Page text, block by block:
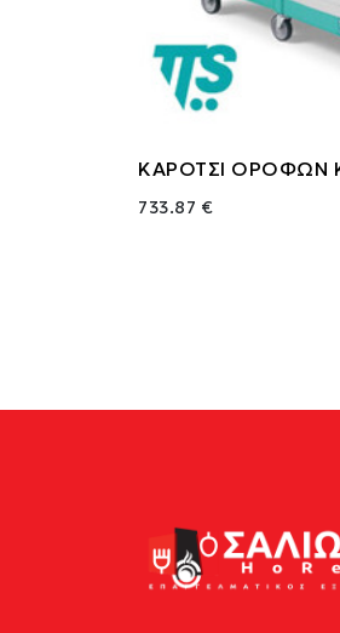
ΚΑΡΟΤΣΙ ΟΡΟΦΩΝ
733.87 €